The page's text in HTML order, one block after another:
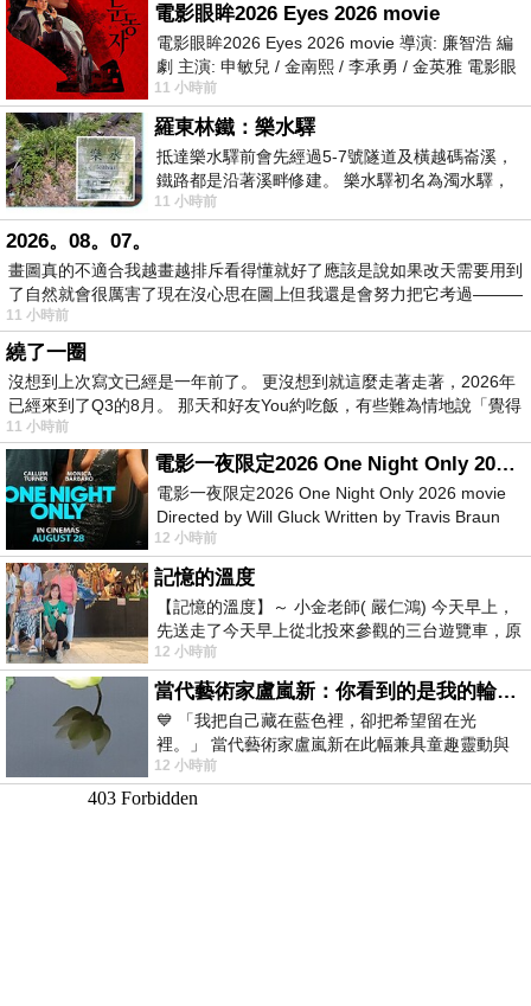
電影眼眸2026 Eyes 2026 movie
電影眼眸2026 Eyes 2026 movie 導演: 廉智浩 編
劇 主演: 申敏兒 / 金南熙 / 李承勇 / 金英雅 電影眼
眸2026描述攝影師徐珍因遺
11 小時前
羅東林鐵：樂水驛
抵達樂水驛前會先經過5-7號隧道及橫越碼崙溪，
鐵路都是沿著溪畔修建。 樂水驛初名為濁水驛，
但因與臺鐵集集線車站同名，於1953
11 小時前
2026。08。07。
畫圖真的不適合我越畫越排斥看得懂就好了應該是說如果改天需要用到
了自然就會很厲害了現在沒心思在圖上但我還是會努力把它考過———
11 小時前
繞了一圈
沒想到上次寫文已經是一年前了。 更沒想到就這麼走著走著，2026年
已經來到了Q3的8月。 那天和好友You約吃飯，有些難為情地說「覺得
11 小時前
電影一夜限定2026 One Night Only 2026 movie
電影一夜限定2026 One Night Only 2026 movie
Directed by Will Gluck Written by Travis Braun
Starring Monica Barbaro
12 小時前
記憶的溫度
【記憶的溫度】～ 小金老師( 嚴仁鴻) 今天早上，
先送走了今天早上從北投來參觀的三台遊覽車，原
以為展場已經差不多要安靜下來，卻發
12 小時前
當代藝術家盧嵐新：你看到的是我的輪廓，還是你的故事？——藏在藍色裡的希望與光
💙 「我把自己藏在藍色裡，卻把希望留在光
裡。」 當代藝術家盧嵐新在此幅兼具童趣靈動與
抽象韻味的新作中，用湛藍的羽翼般色塊包覆著
12 小時前